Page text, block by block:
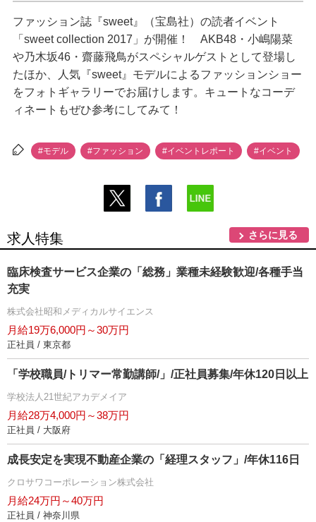
ファッション誌『sweet』（宝島社）の読者イベント
「sweet collection 2017」が開催！ AKB48・小嶋陽菜
乃木坂46・齋藤飛鳥がスペシャルゲストとして登場し
たほか、人気『sweet』モデルによるファッションショー
をフォトギャラリーでお届けします。キュートなコーデ
ィネートもぜひ参考にしてみて！
#モデル #ファッション #イベントレポート #イベント
求人特集 さらに見る
臨床検査サービス企業の「総務」業種未経験歓迎/各種手当
充実
株式会社昭和メディカルサイエンス
月給19万6,000円～30万円
正社員 / 東京都
「学校職員/トリマー常勤講師/」/正社員募集/年休120日以上
学校法人21世紀アカデメイア
月給28万4,000円～38万円
正社員 / 大阪府
成長安定を実現不動産企業の「経理スタッフ」/年休116日
クロサワコーポレーション株式会社
月給24万円～40万円
正社員 / 神奈川県